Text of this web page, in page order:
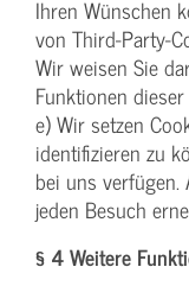
Ihren Wünschen
von Third-Party-
Wir weisen Sie
Funktionen
e) Wir setzen
identifizieren zu
bei uns
jeden Besuch
§ 4 Weitere